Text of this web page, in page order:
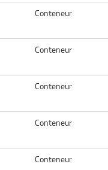
Conteneur
Conteneur
Conteneur
Conteneur
Conteneur